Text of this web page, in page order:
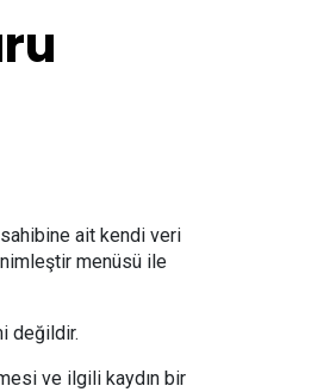
ait kendi veri
menüsü ile
değildir.
ve ilgili kaydın bir